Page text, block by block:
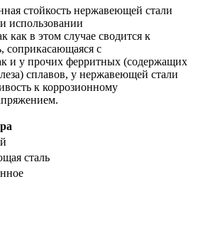
стойкость нержавеющей стали
использовании
как в этом случае сводится к
соприкасающаяся с
и у прочих ферритных (содержащих
сплавов, у нержавеющей стали
к коррозионному
сталь